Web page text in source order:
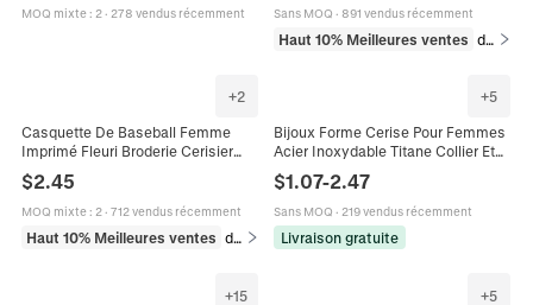
MOQ mixte: 2· 278 vendus récemment Sans MOQ · 891 vendus récemment
Haut 10% Meilleures ventes dans Chaussettes
+2
Casquette De Baseball Femme
Imprimé Fleuri Broderie Cerisier
Coton Lin Respirant Protection
Solaire Réglable
$2.45
MOQ mixte: 2· 712 vendus récemment
Haut 10% Meilleures ventes dans Chapeaux
+5
Bijoux Forme Cerise Pour Femmes
Acier Inoxydable Titane Collier Et
Boucles D'oreilles Fruits
Inaltérables
$1.07-2.47
Sans MOQ · 219 vendus récemment
Livraison gratuite
+15 +5